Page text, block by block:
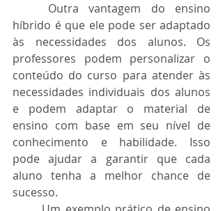
híbrido é que ele pode ser adaptado
às necessidades dos alunos. Os
professores podem personalizar o
conteúdo do curso para atender às
necessidades individuais dos alunos
e podem adaptar o material de
ensino com base em seu nível de
conhecimento e habilidade. Isso
pode ajudar a garantir que cada
aluno tenha a melhor chance de
sucesso.